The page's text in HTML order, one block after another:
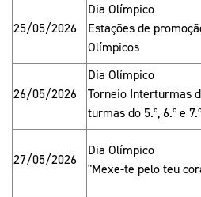
25/05/2026
Dia Olímpico
Estações de
Olímpicos
26/05/2026
Dia Olímpico
Torneio Interturmas
turmas do 5.º, 6.º e
27/05/2026
Dia Olímpico
"Mexe-te pelo teu